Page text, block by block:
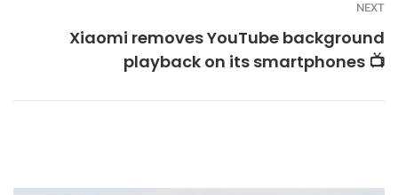
NEXT
Xiaomi removes YouTube background
playback on its smartphones 📺